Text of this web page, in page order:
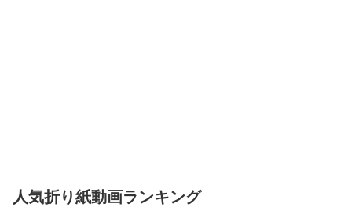
人気折り紙動画ランキング